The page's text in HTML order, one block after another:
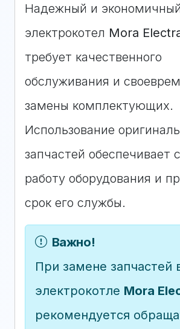
Надежный и экономичный
электрокотел Mora
требует качественного
обслуживания и
замены комплектующих.
Использование
запчастей обеспечивает
работу оборудования и
срок его службы.
Важно!
При замене запчастей
электрокотле Mora
рекомендуется